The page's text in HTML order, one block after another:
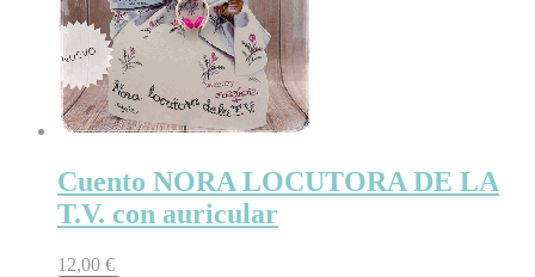
Cuento NORA LOCUTORA DE LA
T.V. con auricular
12,00 €